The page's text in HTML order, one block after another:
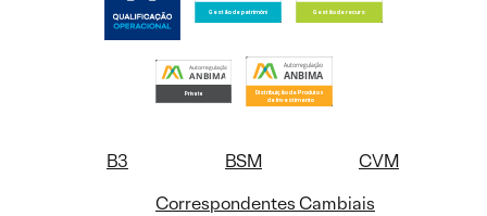
B3 BSM
CVM
Correspondentes Cambiais